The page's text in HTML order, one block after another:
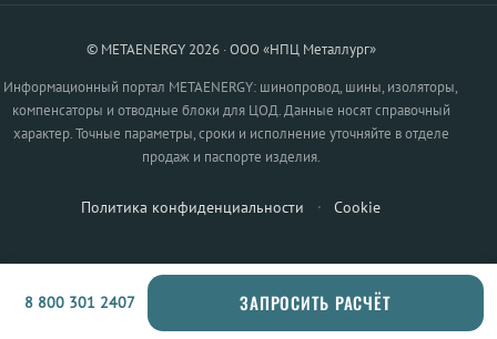
© METAENERGY 2026 · ООО «НПЦ Металлург»
Информационный портал METAENERGY: шинопровод, шины, изоляторы,
компенсаторы и отводные блоки для ЦОД. Данные носят справочный
характер. Точные параметры, сроки и исполнение уточняйте в отделе
продаж и паспорте изделия.
Политика конфиденциальности · Cookie
8 800 301 2407 ЗАПРОСИТЬ РАСЧЁТ